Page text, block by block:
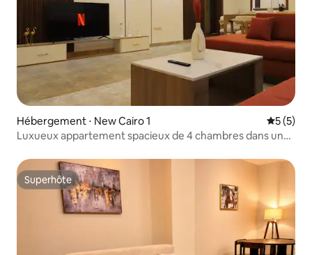
Hébergement ⋅ New Cairo 1
5 (5)
Luxueux appartement spacieux de 4 chambres dans une
Superhôte
Superhôte